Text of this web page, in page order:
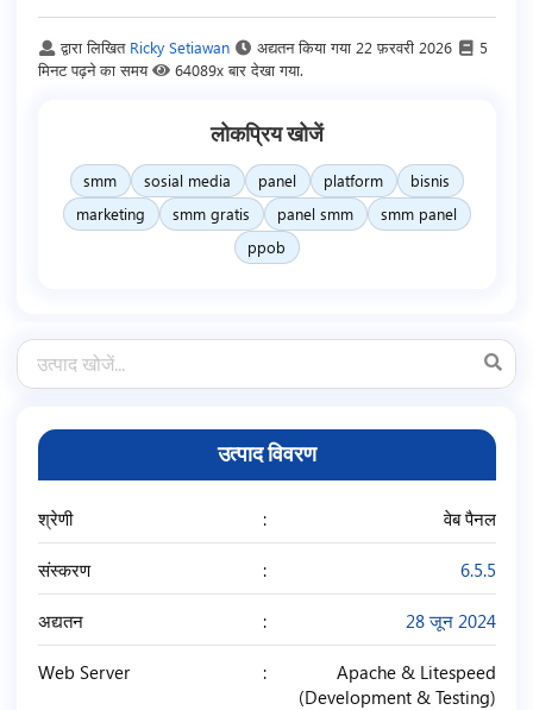
द्वारा लिखित Ricky Setiawan अद्यतन किया गया 22 फ़रवरी 2026
5
मिनट पढ़ने का समय
64089x बार देखा गया.
लोकप्रिय खोजें
smm sosial media panel platform
bisnis
marketing
smm gratis panel smm
smm panel
ppob
उत्पाद विवरण
श्रेणी वेब पैनल
संस्करण 6.5.5
अद्यतन 28 जून 2024
Web Server
Apache & Litespeed
(Development & Testing)